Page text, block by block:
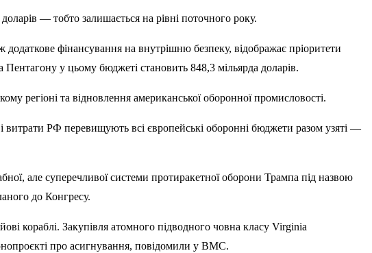
— тобто залишається на рівні поточного року.
фінансування на внутрішню безпеку, відображає пріоритети
у цьому бюджеті становить 848,3 мільярда доларів.
регіоні та відновлення американської оборонної промисловості.
витрати РФ перевищують всі європейські оборонні бюджети разом узяті —
але суперечливої системи протиракетної оборони Трампа під назвою
до Конгресу.
кораблі. Закупівля атомного підводного човна класу Virginia
про асигнування, повідомили у ВМС.